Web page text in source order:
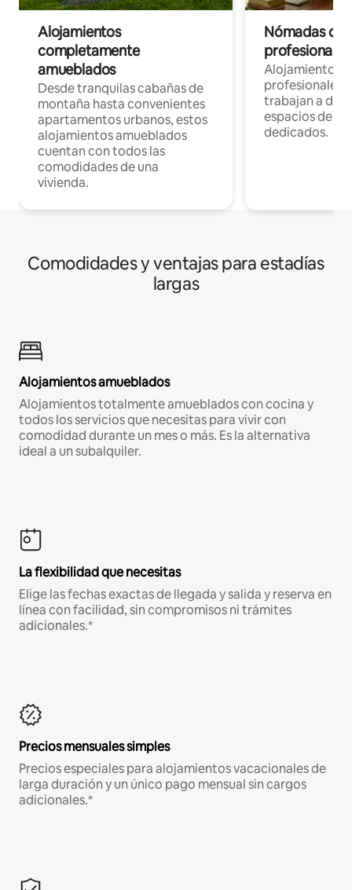
Alojamientos
completamente
amueblados
Desde tranquilas cabañas de
montaña hasta convenientes
apartamentos urbanos, estos
alojamientos amueblados
cuentan con todos las
comodidades de una
vivienda.
Nómadas
Alojamientos
profesionales
trabajan a
espacios de
dedicados.
Comodidades y ventajas para estadías
largas
Alojamientos amueblados
Alojamientos totalmente amueblados con cocina y
todos los servicios que necesitas para vivir con
comodidad durante un mes o más. Es la alternativa
ideal a un subalquiler.
La flexibilidad que necesitas
Elige las fechas exactas de llegada y salida y reserva en
línea con facilidad, sin compromisos ni trámites
adicionales.*
Precios mensuales simples
Precios especiales para alojamientos vacacionales de
larga duración y un único pago mensual sin cargos
adicionales.*